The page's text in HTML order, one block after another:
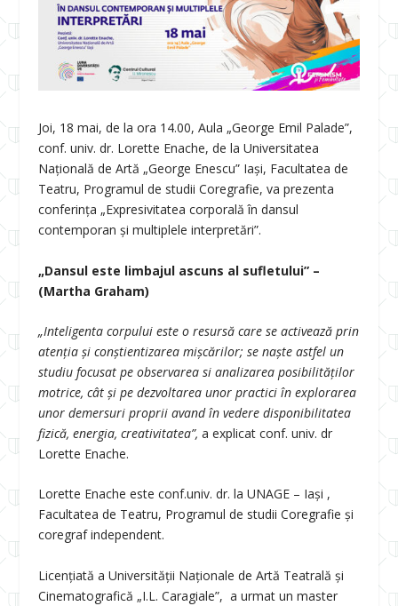
Joi, 18 mai, de la ora 14.00, Aula „George Emil Palade”,
conf. univ. dr. Lorette Enache, de la Universitatea
Națională de Artă „George Enescu” Iași, Facultatea de
Teatru, Programul de studii Coregrafie, va prezenta
conferința „Expresivitatea corporală în dansul
contemporan și multiplele interpretări”.
„Dansul este limbajul ascuns al sufletului” –
(Martha Graham)
„Inteligenta corpului este o resursă care se activează prin
atenția și conștientizarea mișcărilor; se naște astfel un
studiu focusat pe observarea si analizarea posibilităților
motrice, cât și pe dezvoltarea unor practici în explorarea
unor demersuri proprii avand în vedere disponibilitatea
fizică, energia, creativitatea”, a explicat conf. univ. dr
Lorette Enache.
Lorette Enache este conf.univ. dr. la UNAGE – Iași ,
Facultatea de Teatru, Programul de studii Coregrafie și
coregraf independent.
Licențiată a Universității Naţionale de Artă Teatrală și
Cinematografică „I.L. Caragiale”, a urmat un master